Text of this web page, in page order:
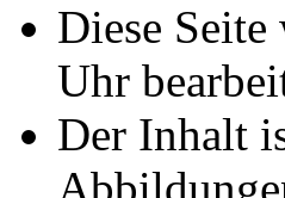
Diese
Uhr
Der Inhalt